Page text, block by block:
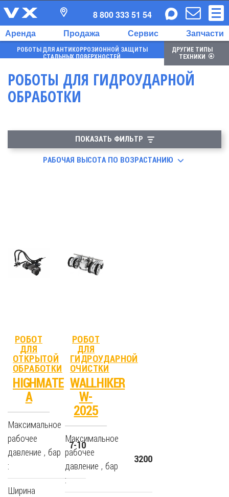
Аренда Продажа Сервис Запчасти
8 800 333 51 54
РОБОТЫ ДЛЯ АНТИКОРРОЗИОННОЙ ЗАЩИТЫ
СТАЛЬНЫХ ПОВЕРХНОСТЕЙ
ДРУГИЕ ТИПЫ
ТЕХНИКИ
РОБОТЫ ДЛЯ ГИДРОУДАРНОЙ
ОБРАБОТКИ
ПОКАЗАТЬ ФИЛЬТР
РАБОЧАЯ ВЫСОТА ПО ВОЗРАСТАНИЮ
РОБОТ
ДЛЯ
ОТКРЫТОЙ
ОБРАБОТКИ
HIGHMATE
A
Максимальное
рабочее
давление , бар
:
7-10
Ширина
РОБОТ
ДЛЯ
ГИДРОУДАРНОЙ
ОЧИСТКИ
WALLHIKER
W-
2025
Максимальное
рабочее
давление , бар
:
3200